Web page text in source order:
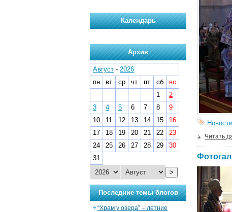
Новости
Читать
Календарь
Архив
Август - 2026
пн
вт ср чт пт сб
вс
1
2
3
4 5 6 7 8
9
10
11 12 13 14 15
16
17
18 19 20 21 22
23
24
25 26 27 28 29
30
31
>
Последние темы блогов
“Храм у озера” – летние